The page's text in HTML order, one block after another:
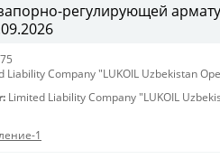
регулирующей
Liability Company "LUKOIL Uzbekistan
Limited Liability Company "LUKOIL
1